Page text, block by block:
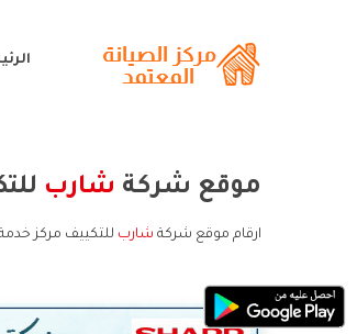
موقع شركة شارب
ارقام موقع شركة شارب للتكييف مركز